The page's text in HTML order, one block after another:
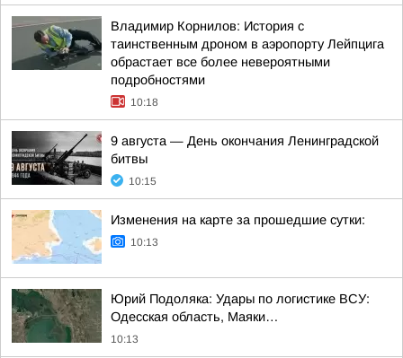
Владимир Корнилов: История с
таинственным дроном в аэропорту Лейпцига
обрастает все более невероятными
подробностями
10:18
9 августа — День окончания Ленинградской
битвы
10:15
Изменения на карте за прошедшие сутки:
10:13
Юрий Подоляка: Удары по логистике ВСУ:
Одесская область, Маяки…
10:13